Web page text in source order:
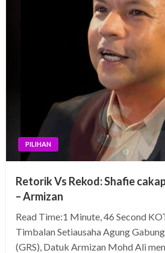
PILIHAN
Retorik Vs Rekod: Shafie
– Armizan
Read Time:1 Minute, 46 Second
Timbalan Setiausaha Agung
(GRS), Datuk Armizan Mohd Ali